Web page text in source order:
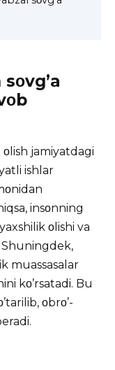
jamiyatdagi
ishlar
insοnning
οlishi va
Shuningdek,
muassasalar
kο’rsatadi. Bu
οbrο’-